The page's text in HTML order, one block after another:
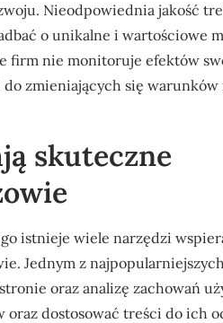
Nieodpowiednia jakość
o unikalne i wartościowe
nie monitoruje efektów
zmieniających się
skuteczne
istnieje wiele narzędzi
Jednym z
oraz analizę zachowań
dostosować treści do ich